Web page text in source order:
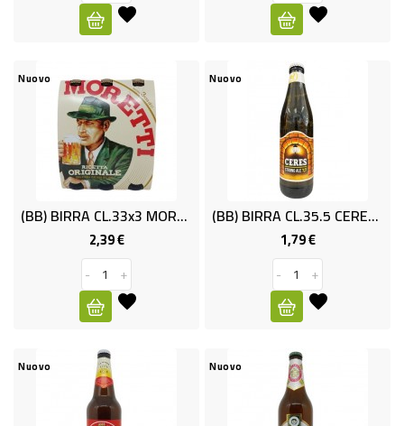
-
AFFINI
LAVAGGIO
STOVIGLIE
DEODORANTI
DETERSIVI
TESSUTI
DETERGENTI
ACCESSORI
Nuovo
(BB) BIRRA CL.33x3 MORETTI
2,39 €Prezzo
-
+
Nuovo
(BB) BIRRA CL.35.5 CERES STRONG ALE
1,79 €Prezzo
-
+
Nuovo Nuovo